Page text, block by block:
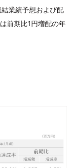
業績予想および配
前期比1円増配の年